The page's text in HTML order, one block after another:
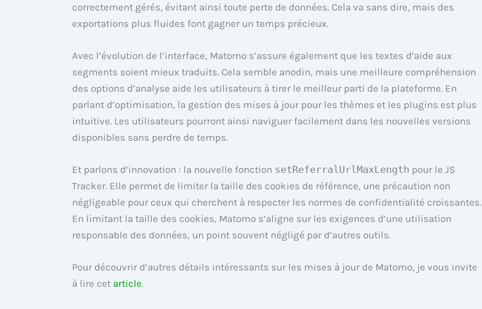
correctement gérés, évitant ainsi toute perte de données. Cela va sans dire, mais des
exportations plus fluides font gagner un temps précieux.
Avec l’évolution de l’interface, Matomo s’assure également que les textes d’aide aux
segments soient mieux traduits. Cela semble anodin, mais une meilleure compréhension
des options d’analyse aide les utilisateurs à tirer le meilleur parti de la plateforme. En
parlant d’optimisation, la gestion des mises à jour pour les thèmes et les plugins est plus
intuitive. Les utilisateurs pourront ainsi naviguer facilement dans les nouvelles versions
disponibles sans perdre de temps.
Et parlons d’innovation : la nouvelle fonction setReferralUrlMaxLength pour le JS
Tracker. Elle permet de limiter la taille des cookies de référence, une précaution non
négligeable pour ceux qui cherchent à respecter les normes de confidentialité croissantes.
En limitant la taille des cookies, Matomo s’aligne sur les exigences d’une utilisation
responsable des données, un point souvent négligé par d’autres outils.
Pour découvrir d’autres détails intéressants sur les mises à jour de Matomo, je vous invite
à lire cet article.